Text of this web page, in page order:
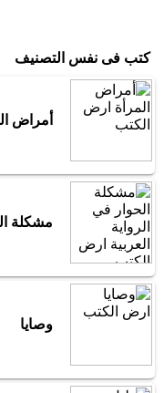
كتب فى نفس التصنيف
أمراض
مشكلة
وصايا